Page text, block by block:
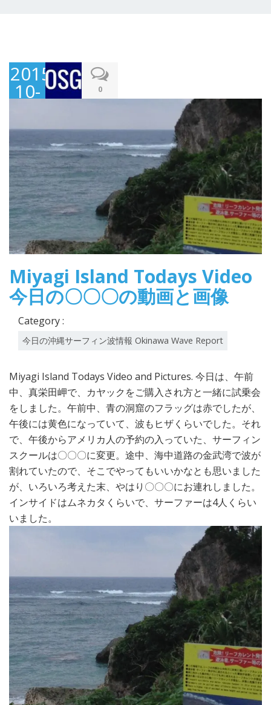
2015-
10- 0
Miyagi Island Todays Video
今日の〇〇〇の動画と画像
Category :
今日の沖縄サーフィン波情報 Okinawa Wave Report
Miyagi Island Todays Video and Pictures. 今日は、午前
中、真栄田岬で、カヤックをご購入され方と一緒に試乗会
をしました。午前中、青の洞窟のフラッグは赤でしたが、
午後には黄色になっていて、波もヒザくらいでした。それ
で、午後からアメリカ人の予約の入っていた、サーフィン
スクールは〇〇〇に変更。途中、海中道路の金武湾で波が
割れていたので、そこでやってもいいかなとも思いました
が、いろいろ考えた末、やはり〇〇〇にお連れしました。
インサイドはムネカタくらいで、サーファーは4人くらい
いました。